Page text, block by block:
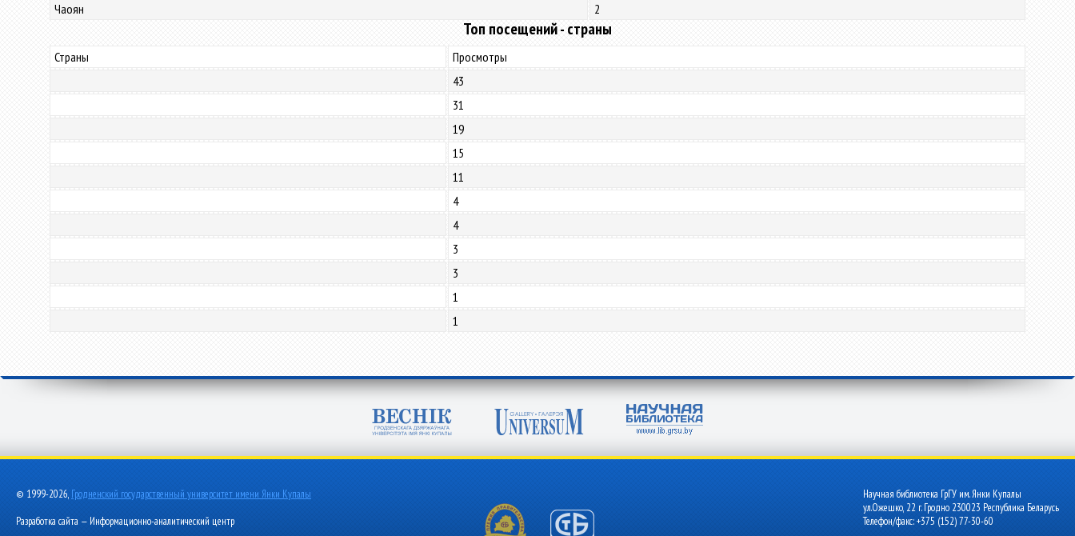
Чаоян
2
Топ посещений - страны
Страны
Просмотры
43
31
19
15
11
4
4
3
3
1
1
© 1999-2026, Гродненский государственный университет имени Янки Купалы
Разработка сайта — Информационно-аналитический центр
Научная библиотека ГрГУ им. Янки Купалы
ул.Ожешко, 22 г. Гродно 230023 Республика Беларусь
Телефон/факс: +375 (152) 77-30-60